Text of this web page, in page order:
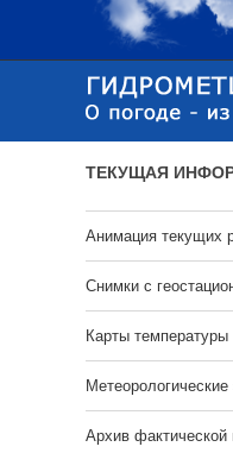
ТЕКУЩАЯ
Анимация текущих
Cнимки с
Карты
Архив фактической